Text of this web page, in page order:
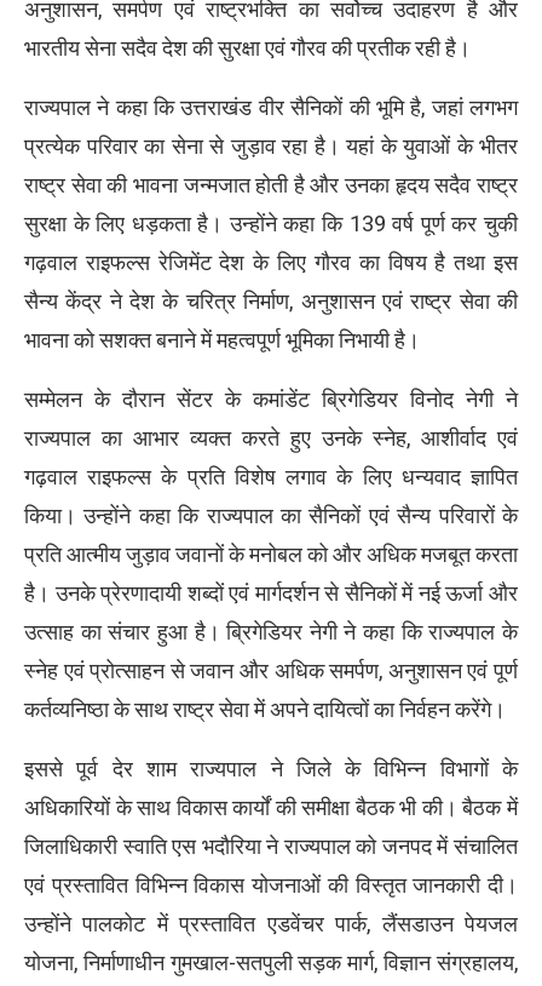
अनुशासन, समर्पण एवं राष्ट्रभक्ति का सर्वोच्च उदाहरण है और
भारतीय सेना सदैव देश की सुरक्षा एवं गौरव की प्रतीक रही है।
राज्यपाल ने कहा कि उत्तराखंड वीर सैनिकों की भूमि है, जहां लगभग
प्रत्येक परिवार का सेना से जुड़ाव रहा है। यहां के युवाओं के भीतर
राष्ट्र सेवा की भावना जन्मजात होती है और उनका हृदय सदैव राष्ट्र
सुरक्षा के लिए धड़कता है। उन्होंने कहा कि 139 वर्ष पूर्ण कर चुकी
गढ़वाल राइफल्स रेजिमेंट देश के लिए गौरव का विषय है तथा इस
सैन्य केंद्र ने देश के चरित्र निर्माण, अनुशासन एवं राष्ट्र सेवा की
भावना को सशक्त बनाने में महत्वपूर्ण भूमिका निभायी है।
सम्मेलन के दौरान सेंटर के कमांडेंट ब्रिगेडियर विनोद नेगी ने
राज्यपाल का आभार व्यक्त करते हुए उनके स्नेह, आशीर्वाद एवं
गढ़वाल राइफल्स के प्रति विशेष लगाव के लिए धन्यवाद ज्ञापित
किया। उन्होंने कहा कि राज्यपाल का सैनिकों एवं सैन्य परिवारों के
प्रति आत्मीय जुड़ाव जवानों के मनोबल को और अधिक मजबूत करता
है। उनके प्रेरणादायी शब्दों एवं मार्गदर्शन से सैनिकों में नई ऊर्जा और
उत्साह का संचार हुआ है। ब्रिगेडियर नेगी ने कहा कि राज्यपाल के
स्नेह एवं प्रोत्साहन से जवान और अधिक समर्पण, अनुशासन एवं पूर्ण
कर्तव्यनिष्ठा के साथ राष्ट्र सेवा में अपने दायित्वों का निर्वहन करेंगे।
इससे पूर्व देर शाम राज्यपाल ने जिले के विभिन्न विभागों के
अधिकारियों के साथ विकास कार्यों की समीक्षा बैठक भी की। बैठक में
जिलाधिकारी स्वाति एस भदौरिया ने राज्यपाल को जनपद में संचालित
एवं प्रस्तावित विभिन्न विकास योजनाओं की विस्तृत जानकारी दी।
उन्होंने पालकोट में प्रस्तावित एडवेंचर पार्क, लैंसडाउन पेयजल
योजना, निर्माणाधीन गुमखाल-सतपुली सड़क मार्ग, विज्ञान संग्रहालय,